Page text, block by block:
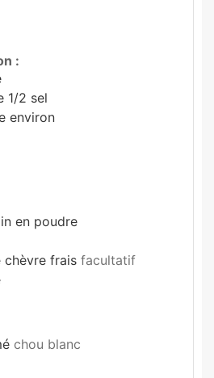
:
1/2 sel
environ
en poudre
chèvre frais facultatif
chou blanc